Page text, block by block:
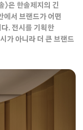
〉은 한솔제지의 긴
에서 브랜드가 어떤
. 전시를 기획한
가 아니라 더 큰 브랜드